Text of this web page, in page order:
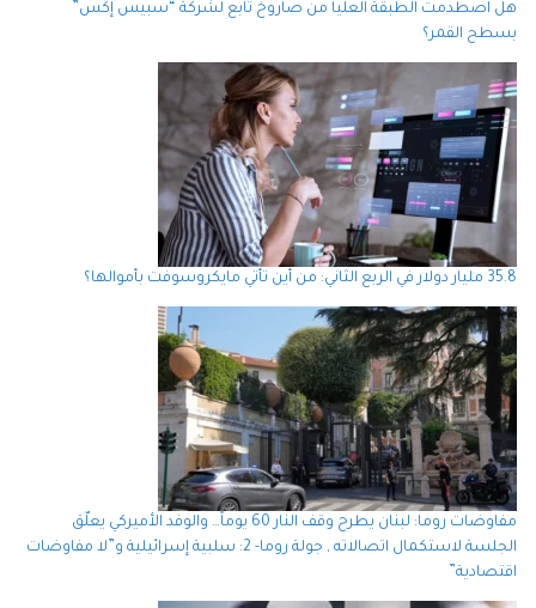
هل اصطدمت الطبقة العليا من صاروخ تابع لشركة “سبيس إكس”
بسطح القمر؟
35.8 مليار دولار في الربع الثاني: من أين تأتي مايكروسوفت بأموالها؟
مفاوضات روما: لبنان يطرح وقف النار 60 يوماً… والوفد الأميركي يعلّق
الجلسة لاستكمال اتصالاته , جولة روما- 2: سلبية إسرائيلية و”لا مفاوضات
اقتصادية”